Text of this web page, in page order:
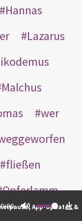
App-Updates &
Hannas
Lazarus
Malchus
wer
fließen
Opferlamm
jüdischen